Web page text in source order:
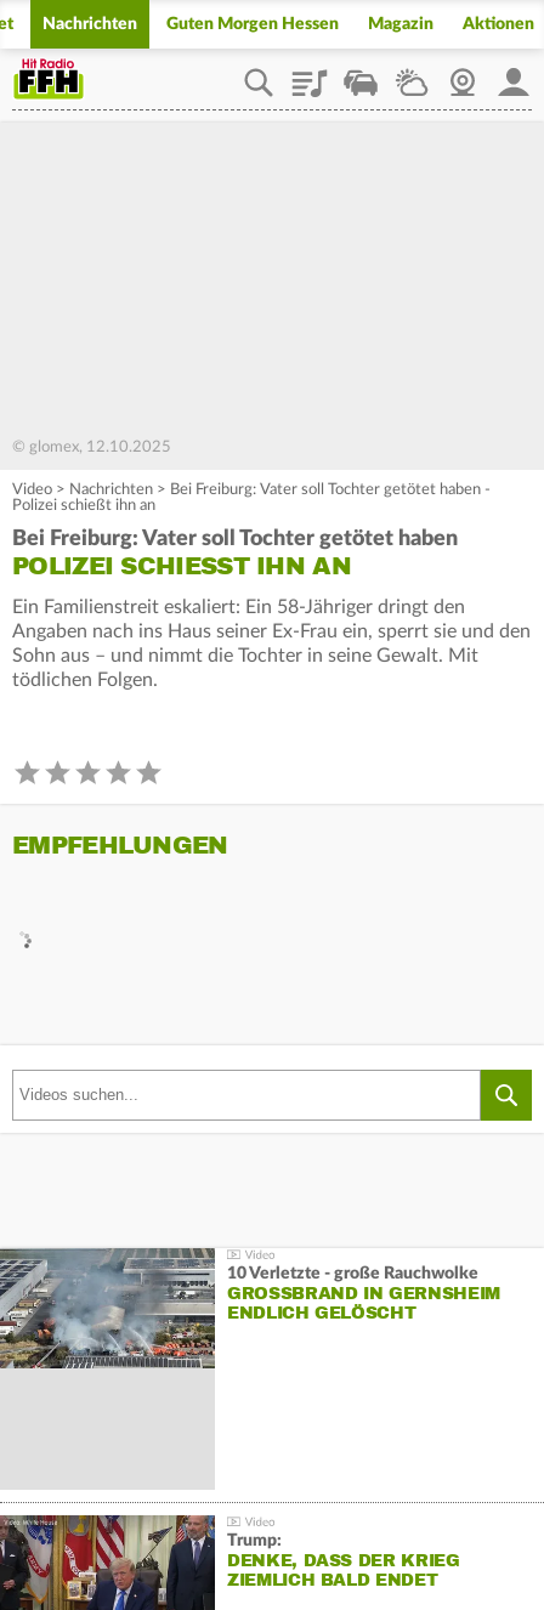
Nachrichten Guten Morgen Hessen Magazin Aktionen
PlaylistStaupilotWetterWebcam
© glomex, 12.10.2025
Video > Nachrichten > Bei Freiburg: Vater soll Tochter getötet haben -
Polizei schießt ihn an
Bei Freiburg: Vater soll Tochter getötet haben
POLIZEI SCHIESST IHN AN
Ein Familienstreit eskaliert: Ein 58-Jähriger dringt den
Angaben nach ins Haus seiner Ex-Frau ein, sperrt sie und den
Sohn aus – und nimmt die Tochter in seine Gewalt. Mit
tödlichen Folgen.
EMPFEHLUNGEN
10 Verletzte - große Rauchwolke
GROSSBRAND IN GERNSHEIM E
NDLICH GELÖSCHT
Trump:
DENKE, DASS DER KRIEG
ZIEMLICH BALD ENDET